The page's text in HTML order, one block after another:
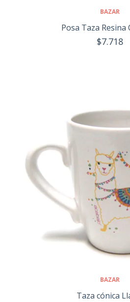
BAZAR
Posa Taza Resina
$7.718
BAZAR
Taza cónica